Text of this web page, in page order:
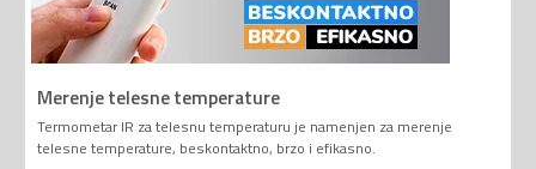
Merenje telesne temperature
Termometar IR za telesnu temperaturu je namenjen za merenje
telesne temperature, beskontaktno, brzo i efikasno.